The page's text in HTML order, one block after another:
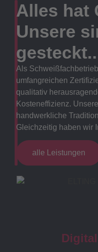
Alles hat
Unsere
Als
umfangreichen
qualitativ
Kosteneffizienz.
handwerkliche
Gleichzeitig haben wir
alle Leistungen